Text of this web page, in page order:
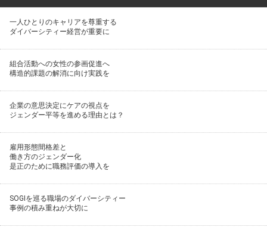
一人ひとりのキャリアを尊重する
ダイバーシティー経営が重要に
組合活動への女性の参画促進へ
構造的課題の解消に向け実践を
企業の意思決定にケアの視点を
ジェンダー平等を進める理由とは？
雇用形態間格差と
働き方のジェンダー化
是正のために職務評価の導入を
SOGIを巡る職場のダイバーシティー
事例の積み重ねが大切に